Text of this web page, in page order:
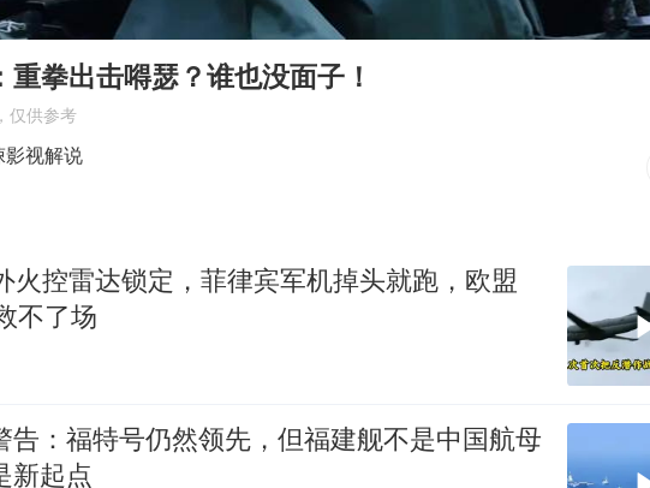
上半年国内居民出游人次34.63亿
女子被狗舔脚确诊三级暴露 医生回应
多所幼师院校开设养老专业
泰国校园枪击事件已致8死30余伤
习近平心系体育强国建设
重拳出击嘚瑟？谁也没面子！
仅供参考
视解说
火控雷达锁定，菲律宾军机掉头就跑，欧盟
不了场
告：福特号仍然领先，但福建舰不是中国航母
新起点